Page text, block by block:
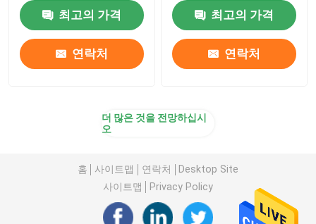
최고의 가격
연락처
최고의 가격
연락처
더 많은 것을 전망하십시
오
홈 사이트맵 연락처
Desktop Site
사이트맵
Privacy Policy